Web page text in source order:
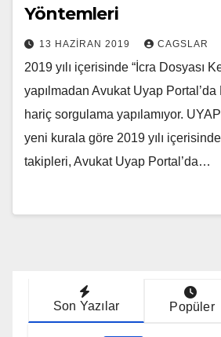
Yöntemleri
13 HAZIRAN 2019 CAGSLAR
2019 yılı içerisinde “İcra Dosyası
yapılmadan Avukat Uyap
hariç sorgulama yapılamıyor.
yeni kurala göre 2019 yılı
takipleri, Avukat Uyap Portal’da…
Son Yazılar Popüler